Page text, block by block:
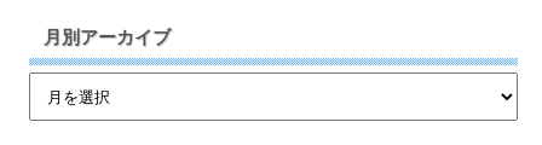
月別アーカイブ